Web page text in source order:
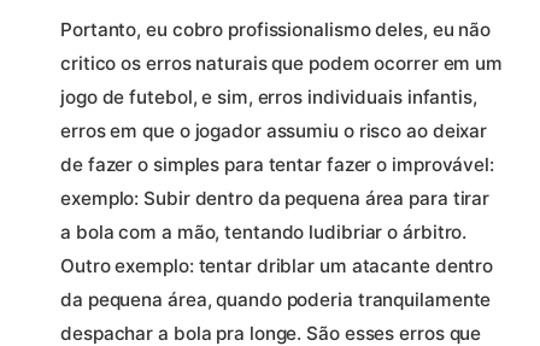
Portanto, eu cobro profissionalismo deles, eu não
critico os erros naturais que podem ocorrer em um
jogo de futebol, e sim, erros individuais infantis,
erros em que o jogador assumiu o risco ao deixar
de fazer o simples para tentar fazer o improvável:
exemplo: Subir dentro da pequena área para tirar
a bola com a mão, tentando ludibriar o árbitro.
Outro exemplo: tentar driblar um atacante dentro
da pequena área, quando poderia tranquilamente
despachar a bola pra longe. São esses erros que